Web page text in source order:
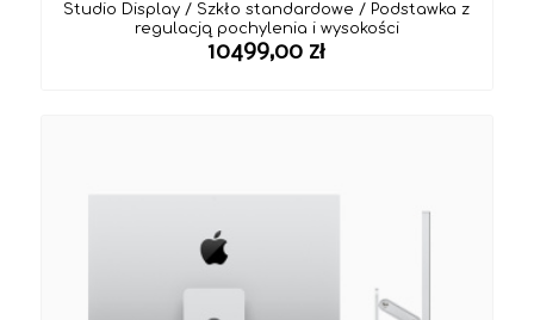
Studio Display / Szkło standardowe / Podstawka z
regulacją pochylenia i wysokości
10499,00 zł